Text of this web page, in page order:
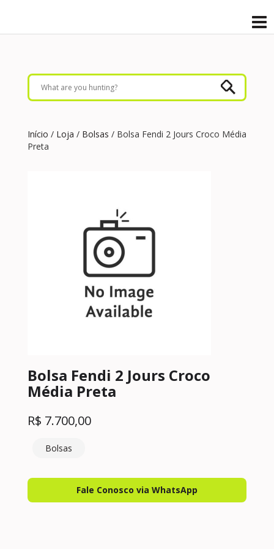
Início / Loja / Bolsas / Bolsa Fendi 2 Jours Croco Média
Preta
Bolsa Fendi 2 Jours Croco
Média Preta
R$ 7.700,00
Bolsas
Fale Conosco via WhatsApp